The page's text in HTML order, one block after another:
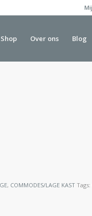
Shop Over ons Blog
, COMMODES/LAGE KAST Tags: